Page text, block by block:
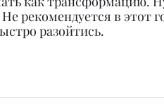
рекомендуется в этот
разойтись.